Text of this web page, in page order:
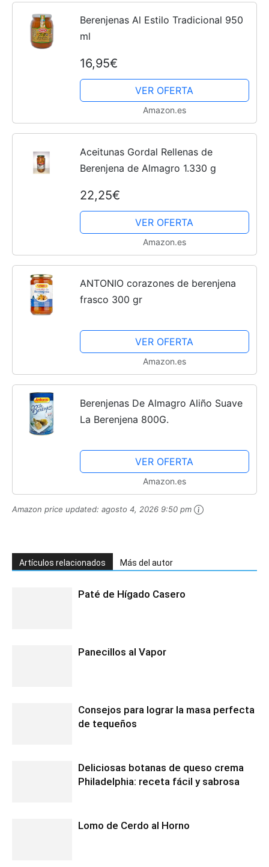
Berenjenas Al Estilo Tradicional 950
ml
16,95€
VER OFERTA
Amazon.es
Aceitunas Gordal Rellenas de
Berenjena de Almagro 1.330 g
22,25€
VER OFERTA
Amazon.es
ANTONIO corazones de berenjena
frasco 300 gr
VER OFERTA
Amazon.es
Berenjenas De Almagro Aliño Suave
La Berenjena 800G.
VER OFERTA
Amazon.es
Amazon price updated: agosto 4, 2026 9:50 pm
Artículos relacionados Más del autor
Paté de Hígado Casero
Panecillos al Vapor
Consejos para lograr la masa perfecta
de tequeños
Deliciosas botanas de queso crema
Philadelphia: receta fácil y sabrosa
Lomo de Cerdo al Horno